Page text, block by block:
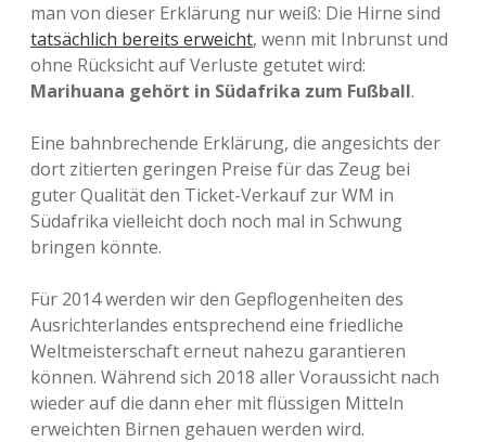
man von dieser Erklärung nur weiß: Die Hirne sind
tatsächlich bereits erweicht, wenn mit Inbrunst und
ohne Rücksicht auf Verluste getutet wird:
Marihuana gehört in Südafrika zum Fußball.
Eine bahnbrechende Erklärung, die angesichts der
dort zitierten geringen Preise für das Zeug bei
guter Qualität den Ticket-Verkauf zur WM in
Südafrika vielleicht doch noch mal in Schwung
bringen könnte.
Für 2014 werden wir den Gepflogenheiten des
Ausrichterlandes entsprechend eine friedliche
Weltmeisterschaft erneut nahezu garantieren
können. Während sich 2018 aller Voraussicht nach
wieder auf die dann eher mit flüssigen Mitteln
erweichten Birnen gehauen werden wird.